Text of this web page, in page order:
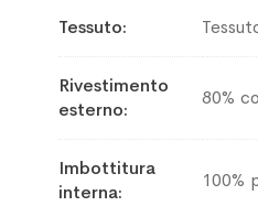
Tessuto
Rivestimento
esterno
80%
Imbottitura
interna
100%